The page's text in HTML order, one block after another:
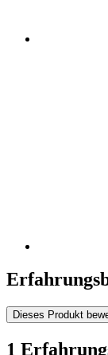
Dieses Produkt
1